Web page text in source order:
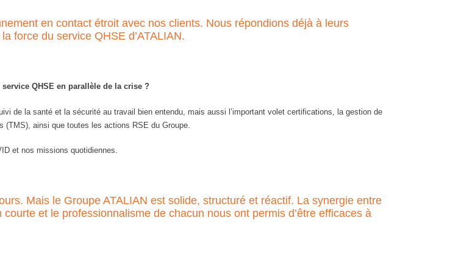
en contact étroit avec nos clients. Nous répondions déjà à leurs
force du service QHSE d’ATALIAN.
QHSE en parallèle de la crise ?
de la santé et la sécurité au travail bien entendu, mais aussi l’important volet certifications, la gestion de
(TMS), ainsi que toutes les actions RSE du Groupe.
et nos missions quotidiennes.
Mais le Groupe ATALIAN est solide, structuré et réactif. La synergie entre
et le professionnalisme de chacun nous ont permis d’être efficaces à